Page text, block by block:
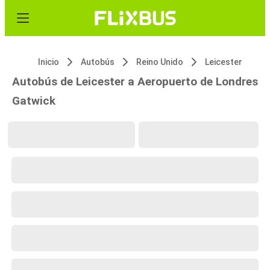
Inicio Autobús Reino Unido Leicester
Autobús de Leicester a Aeropuerto de Londres
Gatwick